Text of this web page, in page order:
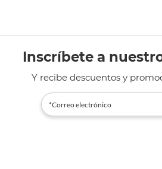
Inscríbete a
Y recibe descuentos y